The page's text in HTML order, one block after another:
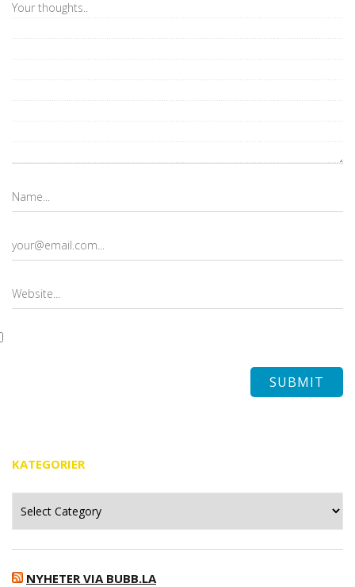
KATEGORIER
NYHETER VIA BUBB.LA